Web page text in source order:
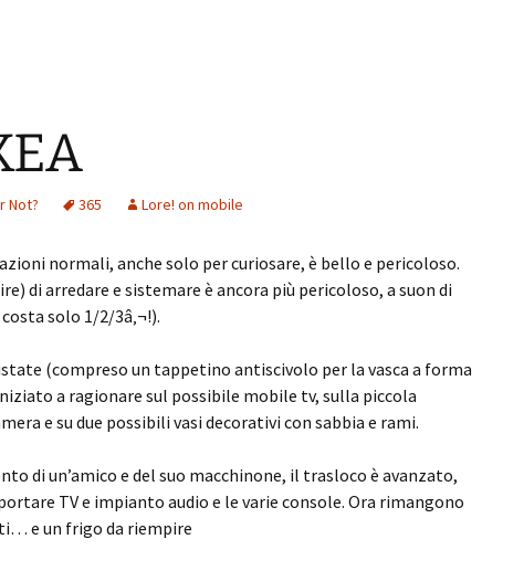
Not? 365 Lore! on mobile
normali, anche solo per curiosare, è bello e pericoloso.
di arredare e sistemare è ancora più pericoloso, a suon di
solo 1/2/3â‚¬!).
(compreso un tappetino antiscivolo per la vasca a forma
a ragionare sul possibile mobile tv, sulla piccola
e su due possibili vasi decorativi con sabbia e rami.
di un’amico e del suo macchinone, il trasloco è avanzato,
TV e impianto audio e le varie console. Ora rimangono
e un frigo da riempire